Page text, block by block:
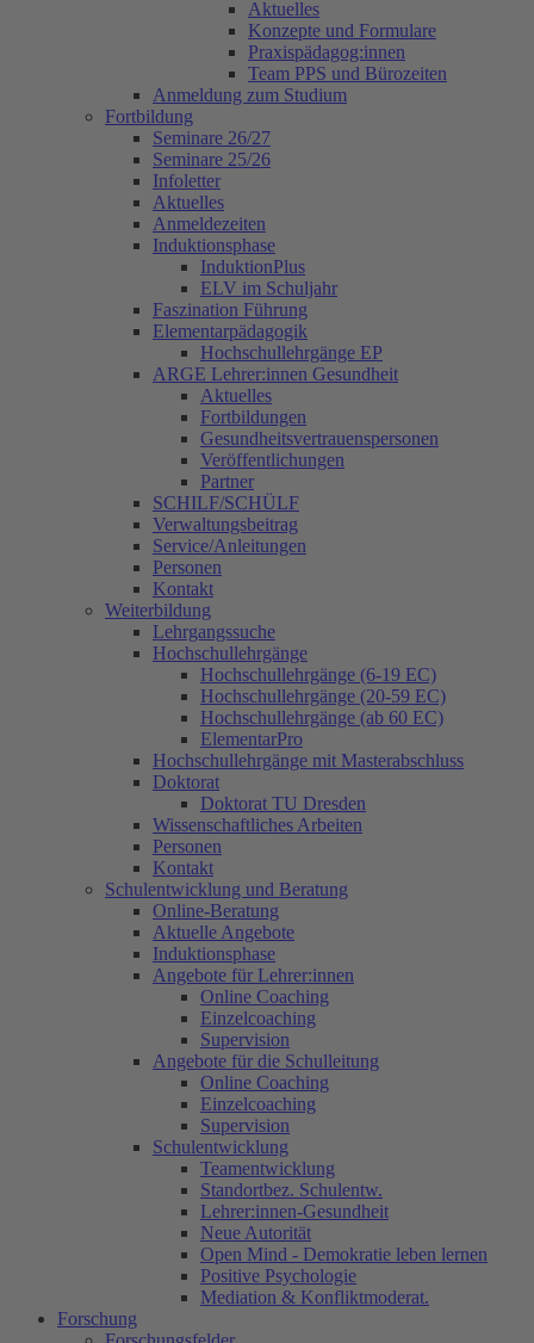
Aktuelles
Konzepte und Formulare
Praxispädagog:innen
Team PPS und Bürozeiten
Anmeldung zum Studium
Fortbildung
Seminare 26/27
Seminare 25/26
Infoletter
Aktuelles
Anmeldezeiten
Induktionsphase
InduktionPlus
ELV im Schuljahr
Faszination Führung
Elementarpädagogik
Hochschullehrgänge EP
ARGE Lehrer:innen Gesundheit
Aktuelles
Fortbildungen
Gesundheitsvertrauenspersonen
Veröffentlichungen
Partner
SCHILF/SCHÜLF
Verwaltungsbeitrag
Service/Anleitungen
Personen
Kontakt
Weiterbildung
Lehrgangssuche
Hochschullehrgänge
Hochschullehrgänge (6-19 EC)
Hochschullehrgänge (20-59 EC)
Hochschullehrgänge (ab 60 EC)
ElementarPro
Hochschullehrgänge mit Masterabschluss
Doktorat
Doktorat TU Dresden
Wissenschaftliches Arbeiten
Personen
Kontakt
Schulentwicklung und Beratung
Online-Beratung
Aktuelle Angebote
Induktionsphase
Angebote für Lehrer:innen
Online Coaching
Einzelcoaching
Supervision
Angebote für die Schulleitung
Online Coaching
Einzelcoaching
Supervision
Schulentwicklung
Teamentwicklung
Standortbez. Schulentw.
Lehrer:innen-Gesundheit
Neue Autorität
Open Mind - Demokratie leben lernen
Positive Psychologie
Mediation & Konfliktmoderat.
Forschung